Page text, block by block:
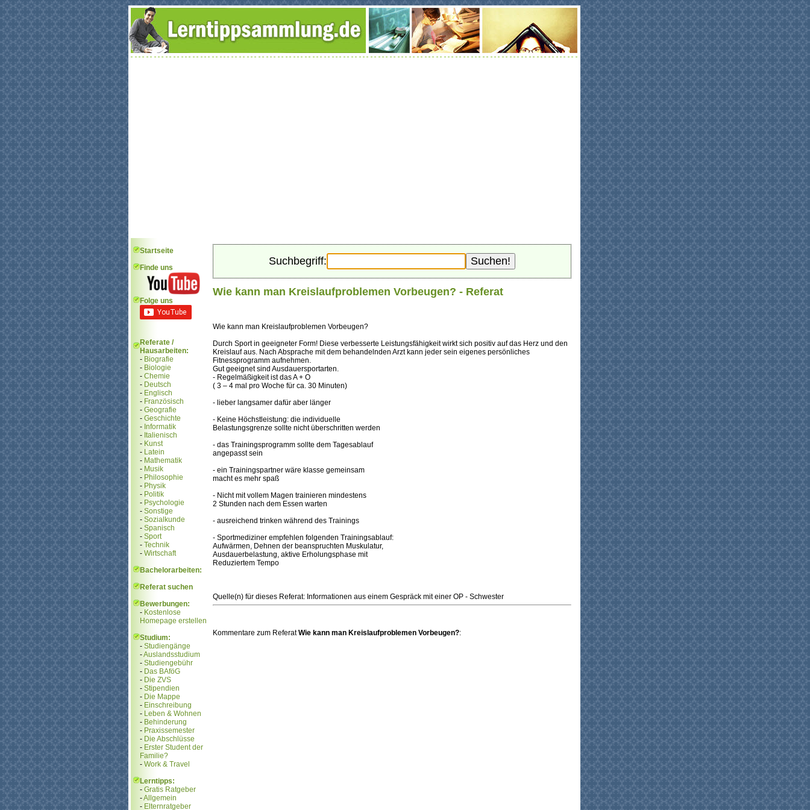
Startseite
Finde uns
Folge uns
Referate /
Hausarbeiten:
- Biografie
- Biologie
- Chemie
- Deutsch
- Englisch
- Französisch
- Geografie
- Geschichte
- Informatik
- Italienisch
- Kunst
- Latein
- Mathematik
- Musik
- Philosophie
- Physik
- Politik
- Psychologie
- Sonstige
- Sozialkunde
- Spanisch
- Sport
- Technik
- Wirtschaft
Bachelorarbeiten:
Referat suchen
Bewerbungen:
- Kostenlose
Homepage erstellen
Studium:
- Studiengänge
-Auslandsstudium
- Studiengebühr
- Das BAföG
- Die ZVS
- Stipendien
- Die Mappe
- Einschreibung
- Leben & Wohnen
- Behinderung
- Praxissemester
- Die Abschlüsse
- Erster Student der
Familie?
- Work & Travel
Lerntipps:
- Gratis Ratgeber
-Allgemein
- Elternratgeber
Suchbegriff:
Wie kann man Kreislaufproblemen Vorbeugen? - Referat
Wie kann man Kreislaufproblemen Vorbeugen?
Durch Sport in geeigneter Form! Diese verbesserte Leistungsfähigkeit wirkt sich positiv auf das Herz und den
Kreislauf aus. Nach Absprache mit dem behandelnden Arzt kann jeder sein eigenes persönliches
Fitnessprogramm aufnehmen.
Gut geeignet sind Ausdauersportarten.
- Regelmäßigkeit ist das A + O
( 3 – 4 mal pro Woche für ca. 30 Minuten)
- lieber langsamer dafür aber länger
- Keine Höchstleistung: die individuelle
Belastungsgrenze sollte nicht überschritten werden
- das Trainingsprogramm sollte dem Tagesablauf
angepasst sein
- ein Trainingspartner wäre klasse gemeinsam
macht es mehr spaß
- Nicht mit vollem Magen trainieren mindestens
2 Stunden nach dem Essen warten
- ausreichend trinken während des Trainings
- Sportmediziner empfehlen folgenden Trainingsablauf:
Aufwärmen, Dehnen der beanspruchten Muskulatur,
Ausdauerbelastung, aktive Erholungsphase mit
Reduziertem Tempo
Quelle(n) für dieses Referat: Informationen aus einem Gespräck mit einer OP - Schwester
Kommentare zum ReferatWie kann man Kreislaufproblemen Vorbeugen?: